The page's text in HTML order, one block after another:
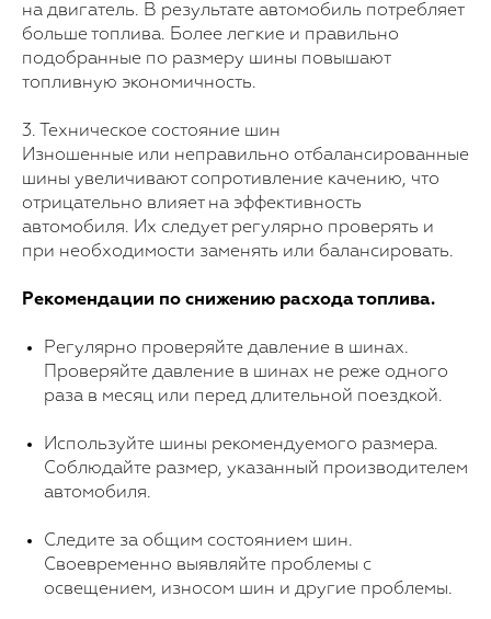
на двигатель. В результате автомобиль потребляет
больше топлива. Более легкие и правильно
подобранные по размеру шины повышают
топливную экономичность.
3. Техническое состояние шин
Изношенные или неправильно отбалансированные
шины увеличивают сопротивление качению, что
отрицательно влияет на эффективность
автомобиля. Их следует регулярно проверять и
при необходимости заменять или балансировать.
Рекомендации по снижению расхода топлива.
Регулярно проверяйте давление в шинах.
Проверяйте давление в шинах не реже одного
раза в месяц или перед длительной поездкой.
Используйте шины рекомендуемого размера.
Соблюдайте размер, указанный производителем
автомобиля.
Следите за общим состоянием шин.
Своевременно выявляйте проблемы с
освещением, износом шин и другие проблемы.